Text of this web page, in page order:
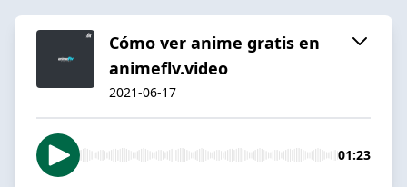
Cómo ver anime gratis en
animeflv.video
2021-06-17
01:23